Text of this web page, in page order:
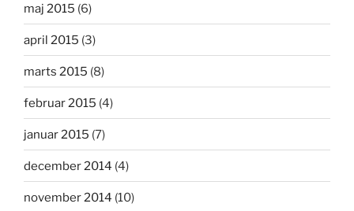
maj 2015 (6)
april 2015 (3)
marts 2015 (8)
februar 2015 (4)
januar 2015 (7)
december 2014 (4)
november 2014 (10)